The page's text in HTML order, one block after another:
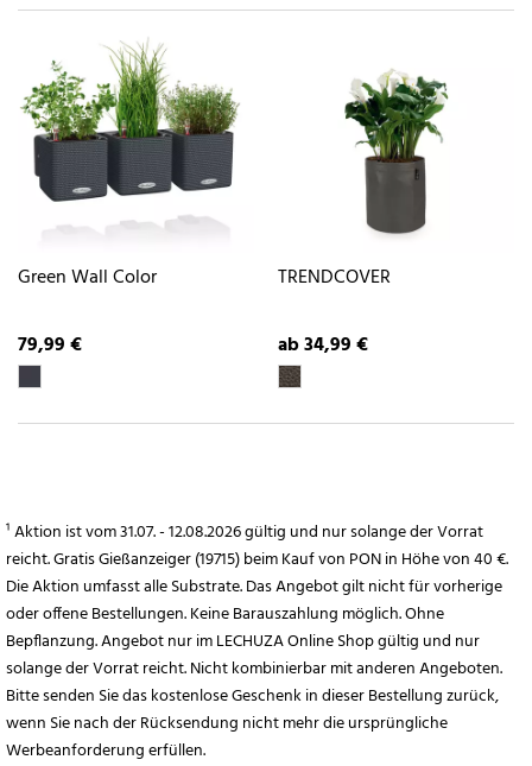
Green Wall Color
79,99 €
TRENDCOVER
ab 34,99 €
¹ Aktion ist vom 31.07. - 12.08.2026 gültig und nur solange der Vorrat
reicht. Gratis Gießanzeiger (19715) beim Kauf von PON in Höhe von 40 €.
Die Aktion umfasst alle Substrate. Das Angebot gilt nicht für vorherige
oder offene Bestellungen. Keine Barauszahlung möglich. Ohne
Bepflanzung. Angebot nur im LECHUZA Online Shop gültig und nur
solange der Vorrat reicht. Nicht kombinierbar mit anderen Angeboten.
Bitte senden Sie das kostenlose Geschenk in dieser Bestellung zurück,
wenn Sie nach der Rücksendung nicht mehr die ursprüngliche
Werbeanforderung erfüllen.